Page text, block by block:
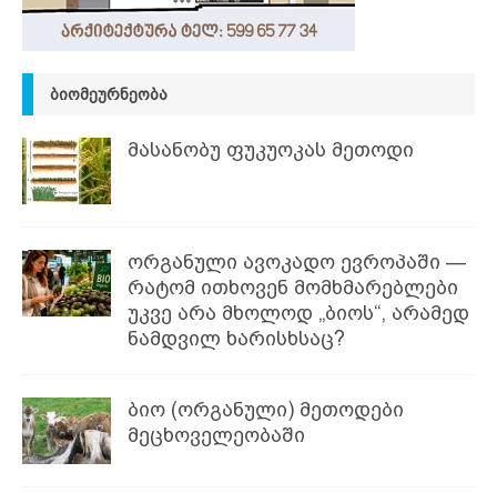
ᲑᲘᲝᲛᲔᲣᲠᲜᲔᲝᲑᲐ
მასანობუ ფუკუოკას მეთოდი
ორგანული ავოკადო ევროპაში —
რატომ ითხოვენ მომხმარებლები
უკვე არა მხოლოდ „ბიოს“, არამედ
ნამდვილ ხარისხსაც?
ბიო (ორგანული) მეთოდები
მეცხოველეობაში